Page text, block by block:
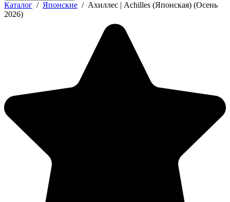
Каталог / Японские / Ахиллес | Achilles (Японская) (Осень
2026)